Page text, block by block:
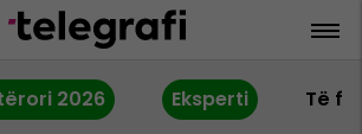
2026 Eksperti Të